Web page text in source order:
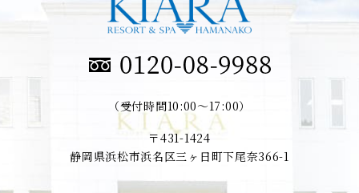
（受付時間10:00～17:00）
〒431-1424
静岡県浜松市浜名区三ヶ日町下尾奈366-1